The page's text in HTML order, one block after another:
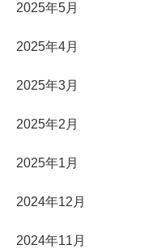
2025年5月
2025年4月
2025年3月
2025年2月
2025年1月
2024年12月
2024年11月